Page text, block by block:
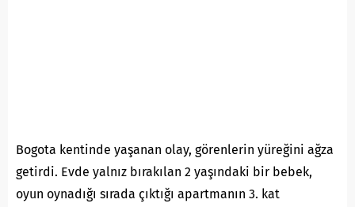
Bogota kentinde yaşanan olay, görenlerin yüreğini ağza
getirdi. Evde yalnız bırakılan 2 yaşındaki bir bebek,
oyun oynadığı sırada çıktığı apartmanın 3. kat